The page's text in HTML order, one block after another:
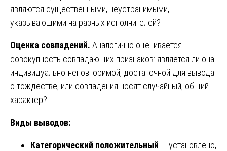
являются существенными, неустранимыми,
указывающими на разных исполнителей?
Оценка совпадений. Аналогично оценивается
совокупность совпадающих признаков: является ли она
индивидуально-неповторимой, достаточной для вывода
о тождестве, или совпадения носят случайный, общий
характер?
Виды выводов:
Категорический положительный — установлено,